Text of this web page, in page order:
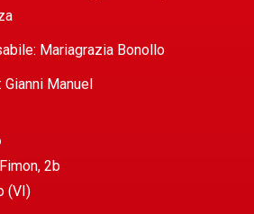
Mariagrazia Bonollo
Manuel
2b
(VI)